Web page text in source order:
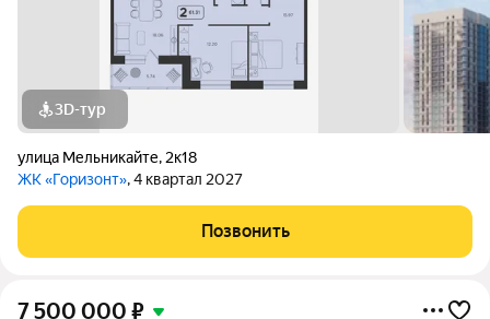
3D-тур
улица Мельникайте, 2к18
ЖК «Горизонт», 4 квартал 2027
Позвонить
7 500 000 ₽